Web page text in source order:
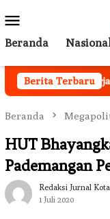
ke
kontenMobile
Beranda
Berita Terbaru
Mulai Berjalan
Beranda
HUT
Pademangan
Redaksi Jurnal
1 Juli 2020